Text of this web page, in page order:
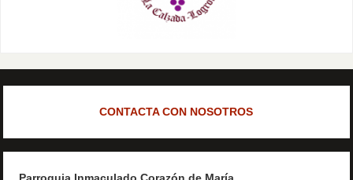
CONTACTA CON NOSOTROS
Parroquia Inmaculado Corazón de María